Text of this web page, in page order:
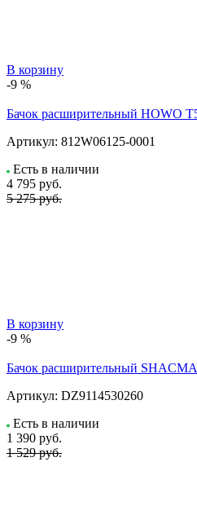
В корзину
-9 %
Бачок расширительный HOWO
Артикул: 812W06125-0001
Есть в наличии
4 795 руб.
5 275 руб.
В корзину
-9 %
Бачок расширительный
Артикул: DZ9114530260
Есть в наличии
1 390 руб.
1 529 руб.